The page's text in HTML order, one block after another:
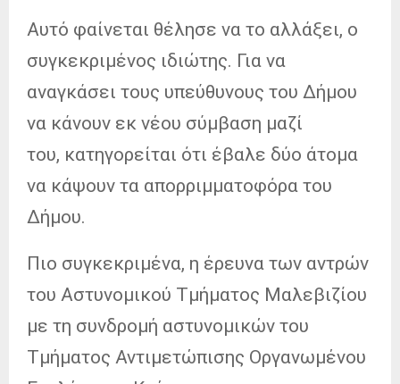
Αυτό φαίνεται θέλησε να το αλλάξει, ο
συγκεκριμένος ιδιώτης. Για να
αναγκάσει τους υπεύθυνους του Δήμου
να κάνουν εκ νέου σύμβαση μαζί
του, κατηγορείται ότι έβαλε δύο άτομα
να κάψουν τα απορριμματοφόρα του
Δήμου.
Πιο συγκεκριμένα, η έρευνα των αντρών
του Αστυνομικού Τμήματος Μαλεβιζίου
με τη συνδρομή αστυνομικών του
Τμήματος Αντιμετώπισης Οργανωμένου